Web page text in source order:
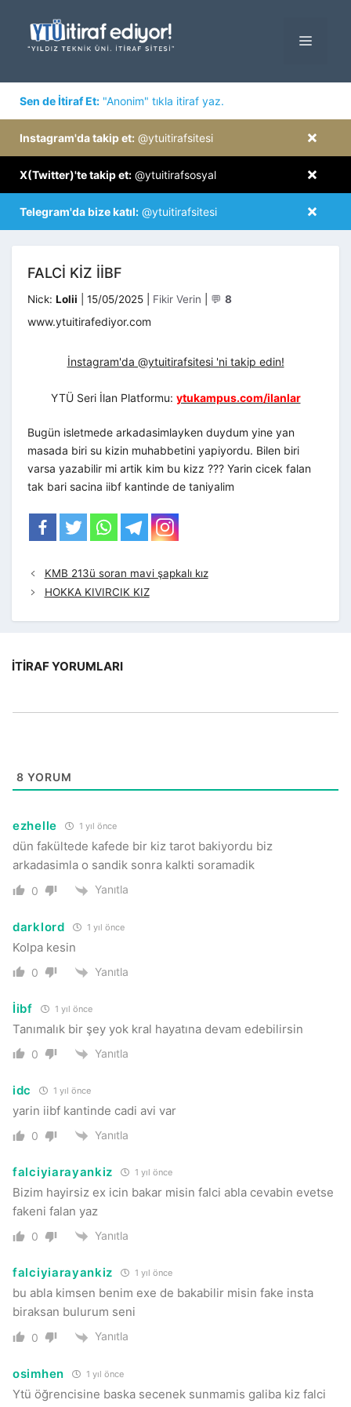
MENÜ
Sen de İtiraf Et: "Anonim" tıkla itiraf yaz.
×
Instagram'da takip et: @ytuitirafsitesi
×
X(Twitter)'te takip et: @ytuitirafsosyal
×
Telegram'da bize katıl: @ytuitirafsitesi
FALCI KIZ IIBF
Nick: Lolii 15/05/2025 Kategoriler
Fikir Verin 💬 8
www.ytuitirafediyor.com
İnstagram'da @ytuitirafsitesi 'ni takip edin!
YTÜ Seri İlan Platformu: ytukampus.com/ilanlar
Bugün isletmede arkadasimlayken duydum yine yan
masada biri su kizin muhabbetini yapiyordu. Bilen biri
varsa yazabilir mi artik kim bu kizz ??? Yarin cicek falan
tak bari sacina iibf kantinde de taniyalim
KMB 213ü soran mavi şapkalı kız
HOKKA KIVIRCIK KIZ
İTIRAF YORUMLARI
8 YORUM
ezhelle 1 yıl önce
dün fakültede kafede bir kiz tarot bakiyordu biz
arkadasimla o sandik sonra kalkti soramadik
0 Yanıtla
darklord 1 yıl önce
Kolpa kesin
0 Yanıtla
İibf 1 yıl önce
Tanımalık bir şey yok kral hayatına devam edebilirsin
0 Yanıtla
idc 1 yıl önce
yarin iibf kantinde cadi avi var
0 Yanıtla
falciyiarayankiz 1 yıl önce
Bizim hayirsiz ex icin bakar misin falci abla cevabin evetse
fakeni falan yaz
0 Yanıtla
falciyiarayankiz 1 yıl önce
bu abla kimsen benim exe de bakabilir misin fake insta
biraksan bulurum seni
0 Yanıtla
osimhen 1 yıl önce
Ytü öğrencisine baska secenek sunmamis galiba kiz falci